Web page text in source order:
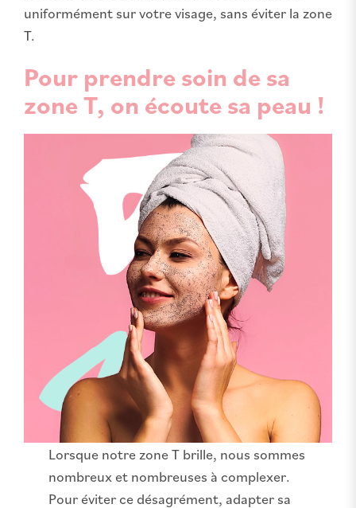
uniformément sur votre visage, sans éviter la zone
T.
Pour prendre soin de sa
zone T, on écoute sa peau !
Lorsque notre zone T brille, nous sommes
nombreux et nombreuses à complexer.
Pour éviter ce désagrément, adapter sa